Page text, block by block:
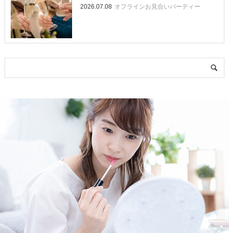
2026.07.08 オフラインお見合いパーティー